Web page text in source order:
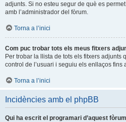
adjunts. Si no esteu segur de què es
amb l’administrador del fòrum.
Torna a l’inici
Com puc trobar tots els meus fitxers
Per trobar la llista de tots els fitxers adjunts
control de l’usuari i seguiu els enllaços fins
Torna a l’inici
Incidències amb el phpBB
Qui ha escrit el programari d’aquest